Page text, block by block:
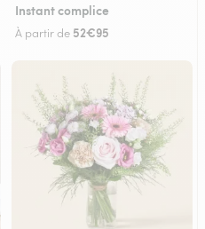
Instant complice
À partir de 52€95